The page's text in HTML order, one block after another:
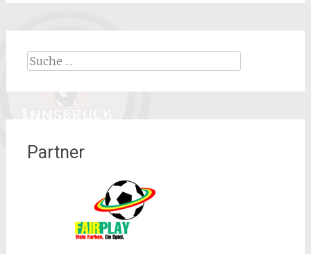
Suche
Partner